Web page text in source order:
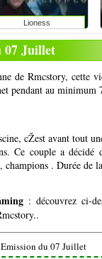
Lioness
07 Juillet
de Rmcstory, cette
pendant au minimum
cŽest avant tout
Ce couple a décidé
. Durée de
: découvrez ci-
Emission du 07 Juillet